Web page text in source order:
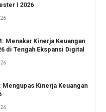
I 2026
Menakar Kinerja Keuangan
di Tengah Ekspansi Digital
Mengupas Kinerja Keuangan